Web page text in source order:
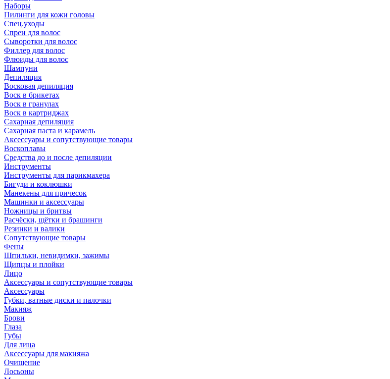
Наборы
Пилинги для кожи головы
Спец.уходы
Спреи для волос
Сыворотки для волос
Филлер для волос
Флюиды для волос
Шампуни
Депиляция
Восковая депиляция
Воск в брикетах
Воск в гранулах
Воск в картриджах
Сахарная депиляция
Сахарная паста и карамель
Аксессуары и сопутствующие товары
Воскоплавы
Средства до и после депиляции
Инструменты
Инструменты для парикмахера
Бигуди и коклюшки
Манекены для причесок
Машинки и аксессуары
Ножницы и бритвы
Расчёски, щётки и брашинги
Резинки и валики
Сопутствующие товары
Фены
Шпильки, невидимки, зажимы
Щипцы и плойки
Лицо
Аксессуары и сопутствующие товары
Аксессуары
Губки, ватные диски и палочки
Макияж
Брови
Глаза
Губы
Для лица
Аксессуары для макияжа
Очищение
Лосьоны